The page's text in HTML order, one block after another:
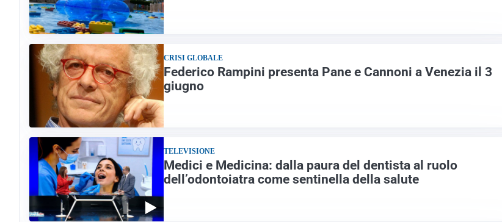
CRISI GLOBALE
Federico Rampini presenta Pane e Cannoni a Venezia il 3
giugno
TELEVISIONE
Medici e Medicina: dalla paura del dentista al ruolo
dell’odontoiatra come sentinella della salute